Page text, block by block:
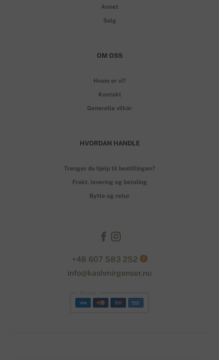
Annet
Salg
OM OSS
Hvem er vi?
Kontakt
Generelle vilkår
HVORDAN HANDLE
Trenger du hjelp til bestillingen?
Frakt, levering og betaling
Bytte og retur
+48 607 583 252 ?
info@kashmirgenser.nu